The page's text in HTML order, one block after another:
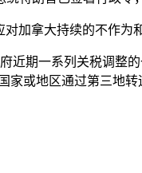
加拿大持续的不作
近期一系列关税调整
家或地区通过第三地